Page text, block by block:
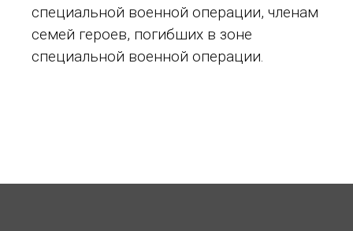
специальной военной операции, членам
семей героев, погибших в зоне
специальной военной операции.